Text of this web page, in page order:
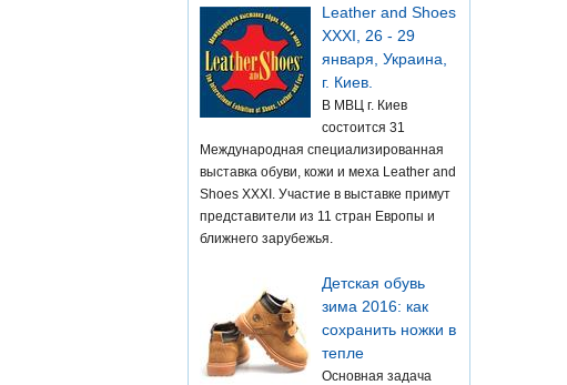
Leather and Shoes
XXXI, 26 - 29
января, Украина,
г. Киев.
В МВЦ г. Киев
состоится 31
Международная специализированная
выставка обуви, кожи и меха Leather and
Shoes XXXI. Участие в выставке примут
представители из 11 стран Европы и
ближнего зарубежья.
Детская обувь
зима 2016: как
сохранить ножки в
тепле
Основная задача